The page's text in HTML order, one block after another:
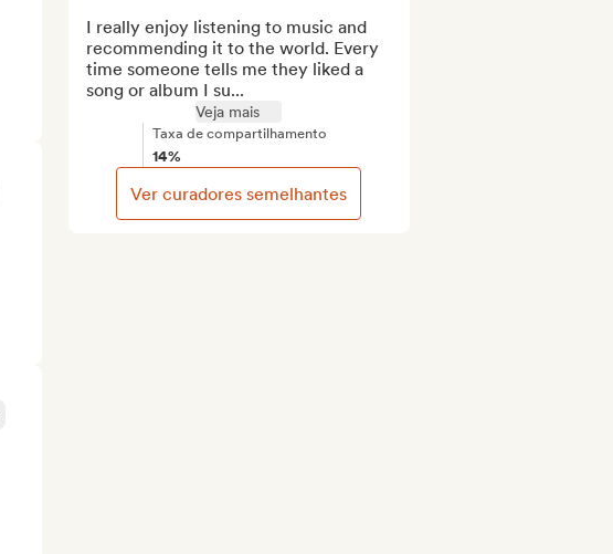
I really enjoy listening to music and
recommending it to the world. Every
time someone tells me they liked a
song or album I su...
Veja mais
Taxa de compartilhamento
14%
Ver curadores semelhantes